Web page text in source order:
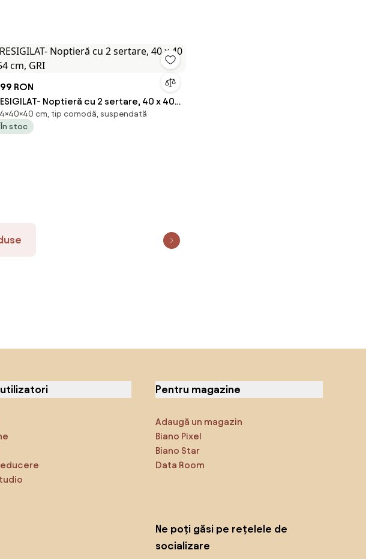
RON
Noptieră cu 2 sertare, 40 x 40
54 cm, GRIcm, tip comodă, suspendată
În stoc
Pentru magazine
Adaugă un magazin
Biano Pixel
Biano Star
Data Room
Ne poți găsi pe rețelele de
socializare